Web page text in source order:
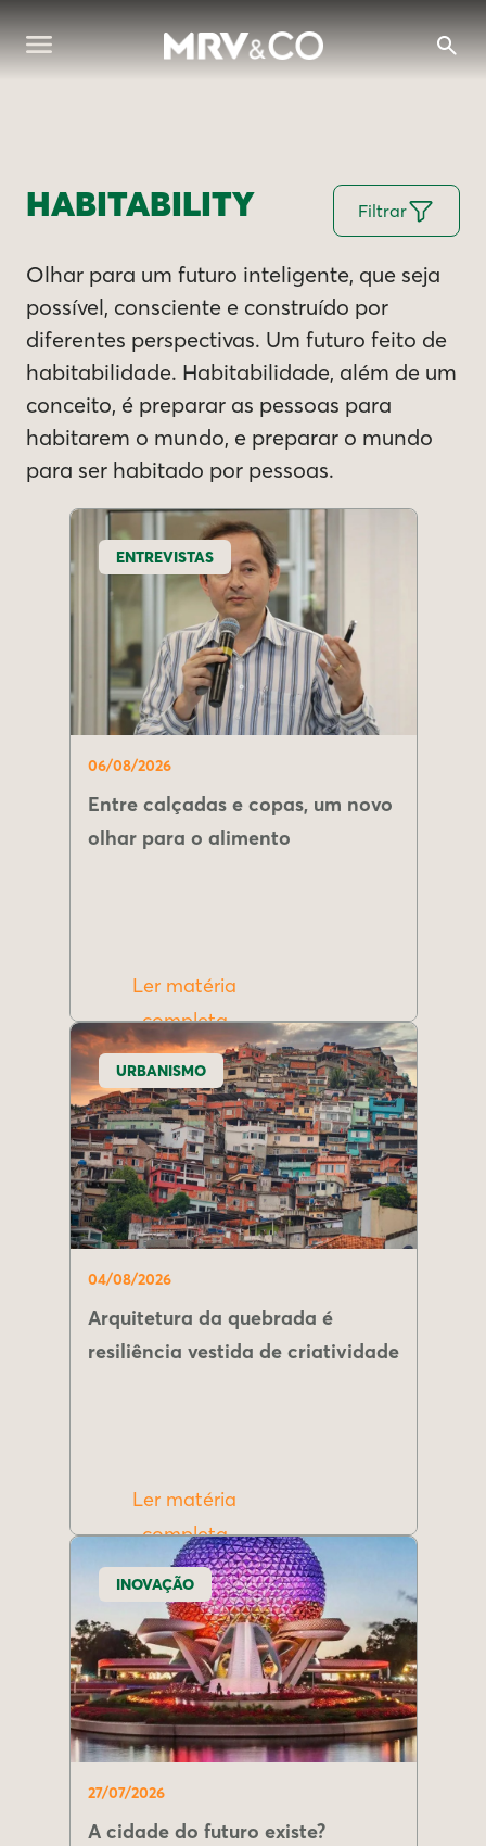
HABITABILITY Filtrar
Olhar para um futuro inteligente, que seja
possível, consciente e construído por
diferentes perspectivas. Um futuro feito de
habitabilidade. Habitabilidade, além de um
conceito, é preparar as pessoas para
habitarem o mundo, e preparar o mundo
para ser habitado por pessoas.
ENTREVISTAS
06/08/2026
Entre calçadas e copas, um novo
olhar para o alimento
Ler matéria
completa
URBANISMO
04/08/2026
Arquitetura da quebrada é
resiliência vestida de criatividade
Ler matéria
completa
INOVAÇÃO
27/07/2026
A cidade do futuro existe?